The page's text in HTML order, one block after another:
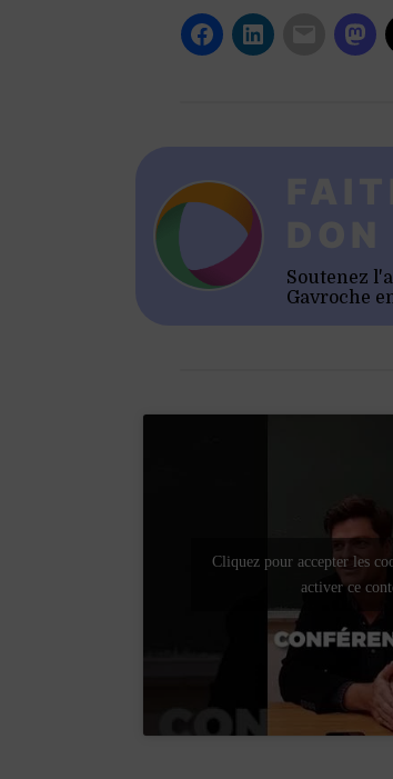
Soutenez
Gavroche
Cliquez pour accepter les
activer ce